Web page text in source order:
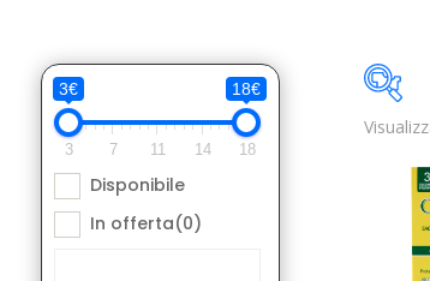
3€ 18€
3 7 11 14 18
Disponibile
In offerta(0)